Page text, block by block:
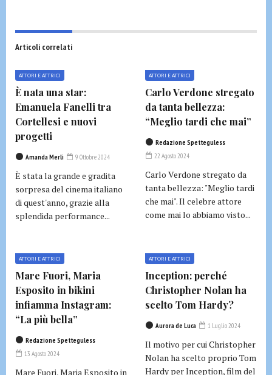
Articoli correlati
ATTORI E ATTRICI
È nata una star:
Emanuela Fanelli tra
Cortellesi e nuovi
progetti
Amanda Merli 9 Ottobre 2024
È stata la grande e gradita
sorpresa del cinema italiano
di quest'anno, grazie alla
splendida performance...
ATTORI E ATTRICI
Carlo Verdone stregato
da tanta bellezza:
“Meglio tardi che mai”
Redazione Spetteguless
22 Agosto 2024
Carlo Verdone stregato da
tanta bellezza: "Meglio tardi
che mai". Il celebre attore
come mai lo abbiamo visto...
ATTORI E ATTRICI
Mare Fuori, Maria
Esposito in bikini
infiamma Instagram:
“La più bella”
Redazione Spetteguless
13 Agosto 2024
Mare Fuori, Maria Esposito in
ATTORI E ATTRICI
Inception: perché
Christopher Nolan ha
scelto Tom Hardy?
Aurora de Luca 1 Luglio 2024
Il motivo per cui Christopher
Nolan ha scelto proprio Tom
Hardy per Inception, film del